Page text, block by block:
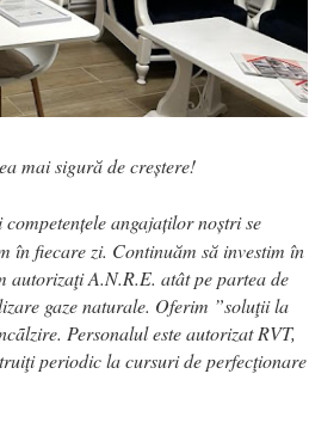
mai sigură de creștere!
angajaților noștri se
în fiecare zi. Continuăm să investim în
autorizaţi A.N.R.E. atât pe partea de
gaze naturale. Oferim ”soluţii la
Personalul este autorizat RVT,
periodic la cursuri de perfecţionare